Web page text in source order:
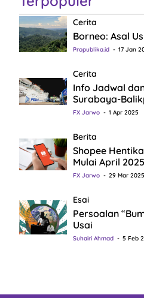
Cerita
Borneo: Asal
Propublika.id 17 Jan
Cerita
Info Jadwal
Surabaya-
FX Jarwo 1 Apr 2025
Berita
Shopee
Mulai April 2025
FX Jarwo 29 Mar 2025
Esai
Persoalan
Usai
Suhairi Ahmad 5 Feb